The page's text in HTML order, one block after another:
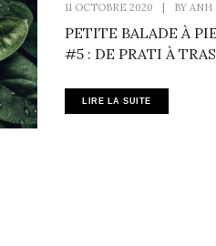
11 OCTOBRE 2020 BY ANH
PETITE BALADE À
#5 : DE PRATI À
LIRE LA SUITE